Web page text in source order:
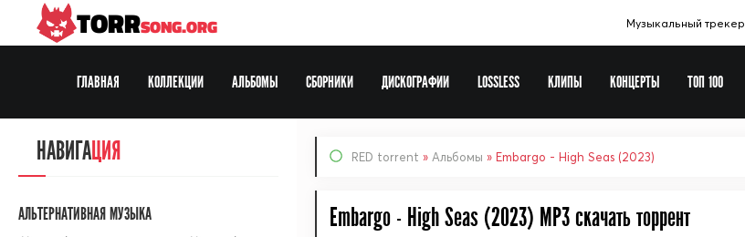
RED torrent » Альбомы » Embargo - High Seas (2023)
Embargo - High Seas (2023) MP3 cкачать торрент
НАВИГАЦИЯ
АЛЬТЕРНАТИВНАЯ МУЗЫКА
TORRSONG.ORG Музыкальный трекер
ГЛАВНАЯ КОЛЛЕКЦИИ
Web-DL
Europa Plus
Новогодние сборники
АЛЬБОМЫ СБОРНИКИ ДИСКОГРАФИИ LOSSLESS КЛИПЫ КОНЦЕРТЫ ТОП 100